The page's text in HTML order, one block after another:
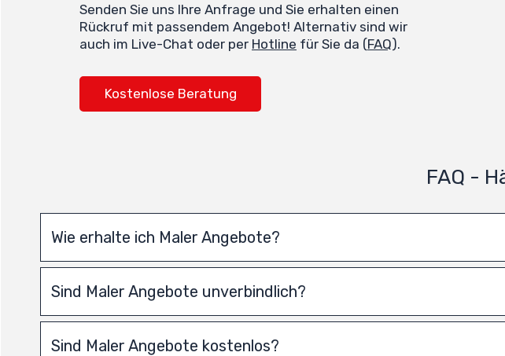
Senden Sie uns Ihre Anfrage und Sie erhalten einen
Rückruf mit passendem Angebot! Alternativ sind wir
auch im Live-Chat oder per Hotline für Sie da (FAQ).
Kostenlose Beratung
FAQ -
Wie erhalte ich Maler Angebote?
Sind Maler Angebote unverbindlich?
Sind Maler Angebote kostenlos?